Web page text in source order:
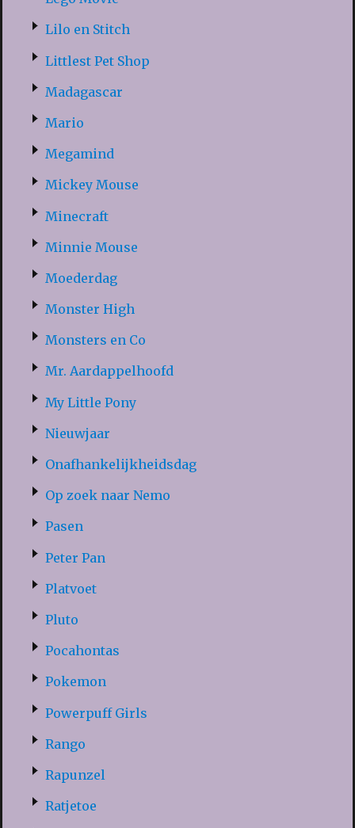
Lilo en Stitch
Littlest Pet Shop
Madagascar
Mario
Megamind
Mickey Mouse
Minecraft
Minnie Mouse
Moederdag
Monster High
Monsters en Co
Mr. Aardappelhoofd
My Little Pony
Nieuwjaar
Onafhankelijkheidsdag
Op zoek naar Nemo
Pasen
Peter Pan
Platvoet
Pluto
Pocahontas
Pokemon
Powerpuff Girls
Rango
Rapunzel
Ratjetoe